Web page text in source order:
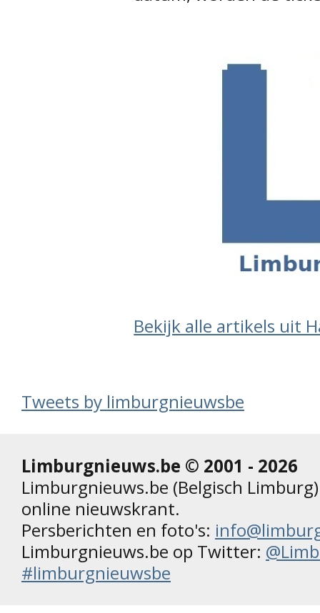
Bekijk alle artikels uit
Tweets by limburgnieuwsbe
Limburgnieuws.be © 2001 - 2026
Limburgnieuws.be (Belgisch
online nieuwskrant.
Persberichten en foto's:
Limburgnieuws.be op Twitter:
#limburgnieuwsbe